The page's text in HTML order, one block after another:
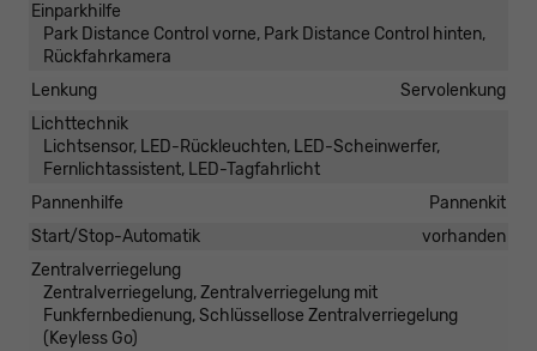
Einparkhilfe
Park Distance Control vorne, Park Distance Control hinten,
Rückfahrkamera
Lenkung
Servolenkung
Lichttechnik
Lichtsensor, LED-Rückleuchten, LED-Scheinwerfer,
Fernlichtassistent, LED-Tagfahrlicht
Pannenhilfe
Pannenkit
Start/Stop-Automatik
vorhanden
Zentralverriegelung
Zentralverriegelung, Zentralverriegelung mit
Funkfernbedienung, Schlüssellose Zentralverriegelung
(Keyless Go)